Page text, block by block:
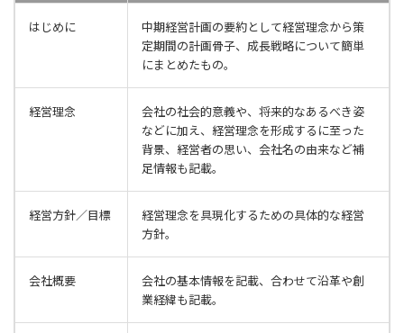
はじめに
中期経営計画の要約として経営理念から策
定期間の計画骨子、成長戦略について簡単
にまとめたもの。
経営理念
会社の社会的意義や、将来的なあるべき姿
などに加え、経営理念を形成するに至った
背景、経営者の思い、会社名の由来など補
足情報も記載。
経営方針／目標
経営理念を具現化するための具体的な経営
方針。
会社概要
会社の基本情報を記載、合わせて沿革や創
業経緯も記載。